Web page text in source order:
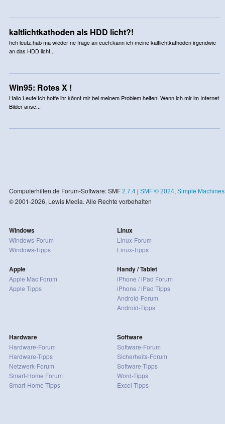
kaltlichtkathoden als HDD licht?!
heh leutz,hab ma wieder ne frage an euch:kann ich meine kaltlichtkathoden irgendwie
an das HDD licht...
Win95: Rotes X !
Hallo Leute!Ich hoffe ihr könnt mir bei meinem Problem helfen! Wenn ich mir im Internet
Bilder ansc...
Computerhilfen.de Forum-Software: SMF 2.7.4| SMF © 2024, Simple Machines
© 2001-2026, Lewis Media. Alle Rechte vorbehalten
Windows
Windows-Forum
Windows-Tipps
Apple
Apple Mac Forum
Apple Tipps
Linux
Linux-Forum
Linux-Tipps
Handy / Tablet
iPhone / iPad Forum
iPhone / iPad Tipps
Android-Forum
Android-Tipps
Hardware
Hardware-Forum
Hardware-Tipps
Netzwerk-Forum
Smart-Home Forum
Smart-Home Tipps
Software
Software-Forum
Sicherheits-Forum
Software-Tipps
Word-Tipps
Excel-Tipps